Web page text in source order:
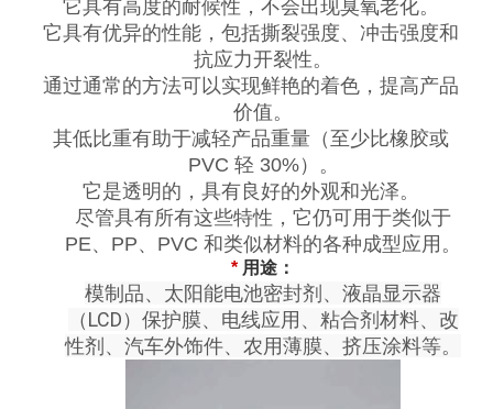
它具有高度的耐候性，不会出现臭氧老化。
它具有优异的性能，包括撕裂强度、冲击强度和
抗应力开裂性。
通过通常的方法可以实现鲜艳的着色，提高产品
价值。
其低比重有助于减轻产品重量（至少比橡胶或
PVC 轻 30%）。
它是透明的，具有良好的外观和光泽。
尽管具有所有这些特性，它仍可用于类似于
PE、PP、PVC 和类似材料的各种成型应用。
* 用途：
模制品、太阳能电池密封剂、液晶显示器
（LCD）保护膜、电线应用、粘合剂材料、改
性剂、汽车外饰件、农用薄膜、挤压涂料等。